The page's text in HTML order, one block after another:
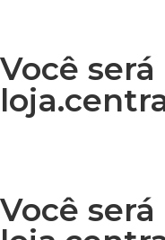
Você
Você